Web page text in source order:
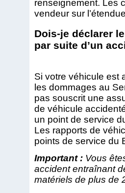
renseignement. Les
vendeur sur
Dois-je déclarer
par suite d’un
Si votre véhicule est
les dommages au
pas souscrit une
de véhicule
un point de service
Les rapports de
points de service du
Important :Vous
accident entraînant
matériels de plus de